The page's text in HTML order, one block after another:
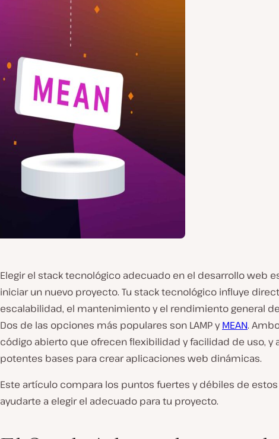
Elegir el stack tecnológico adecuado en el desarrollo web
iniciar un nuevo proyecto. Tu stack tecnológico influye
escalabilidad, el mantenimiento y el rendimiento general
Dos de las opciones más populares son LAMP yMEAN.
código abierto que ofrecen flexibilidad y facilidad de uso, y
potentes bases para crear aplicaciones web dinámicas.
Este artículo compara los puntos fuertes y débiles de
ayudarte a elegir el adecuado para tu proyecto.